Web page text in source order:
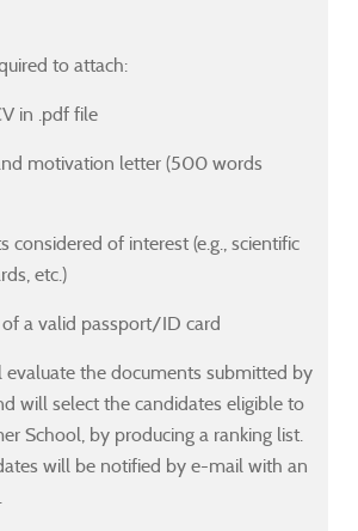
to attach:
in .pdf file
motivation letter (500 words
considered of interest (e.g., scientific
etc.)
a valid passport/ID card
the documents submitted by
will select the candidates eligible to
School, by producing a ranking list.
will be notified by e-mail with an